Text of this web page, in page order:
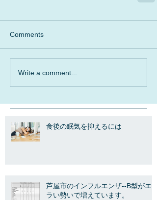
Comments
Write a comment...
食後の眠気を抑えるには
芦屋市のインフルエンザ--B型がエ
ラい勢いで増えています。